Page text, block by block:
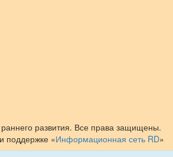
развития. Все права защищены.
поддержке «Информационная сеть RD»